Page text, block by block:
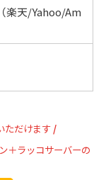
楽天/Yahoo/Am
ただけます /
＋ラッコサーバーの